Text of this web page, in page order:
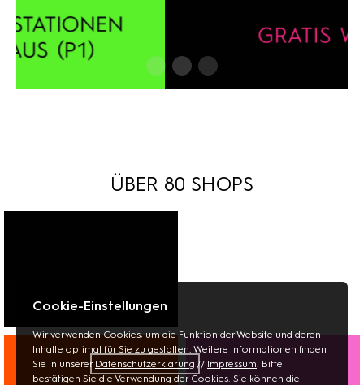
Cookie-Einstellungen
Wir verwenden Cookies, um die Funktion der Website und deren
Inhalte optimal für Sie zu gestalten. Weitere Informationen finden
Sie in unserer Datenschutzerklärung // Impressum . Bitte
bestätigen Sie die Verwendung der Cookies. Sie können die
ÜBER 80 SHOPS
FASHION
SCHUHE
SCHMUCK